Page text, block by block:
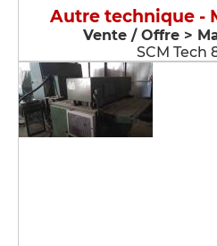
Autre technique -
Vente / Offre >
SCM Tech